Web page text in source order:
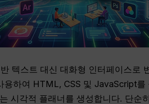
텍스트 대신 대화형 인터페이스로
용하여 HTML, CSS 및 JavaScript
시각적 플래너를 생성합니다. 단순